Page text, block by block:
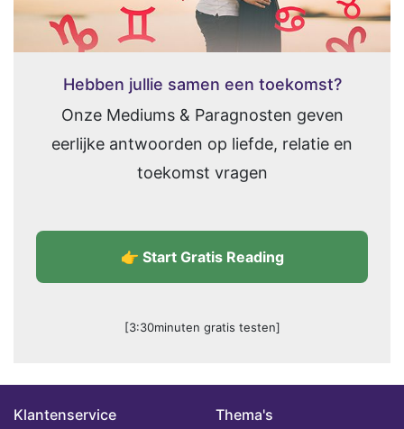
Hebben jullie samen een toekomst?
Onze Mediums & Paragnosten geven
eerlijke antwoorden op liefde, relatie en
toekomst vragen
👉 Start Gratis Reading
[3:30minuten gratis testen]
Klantenservice Thema's